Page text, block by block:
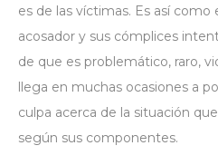
es de las víctimas. Es así
acosador y sus cómplices
de que es problemático, raro,
llega en muchas ocasiones a
culpa acerca de la situación
según sus componentes.